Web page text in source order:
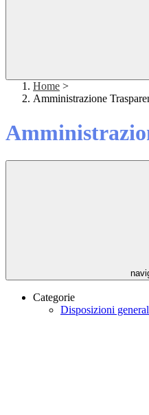
Home >
Amministrazione
Categorie
Disposizioni